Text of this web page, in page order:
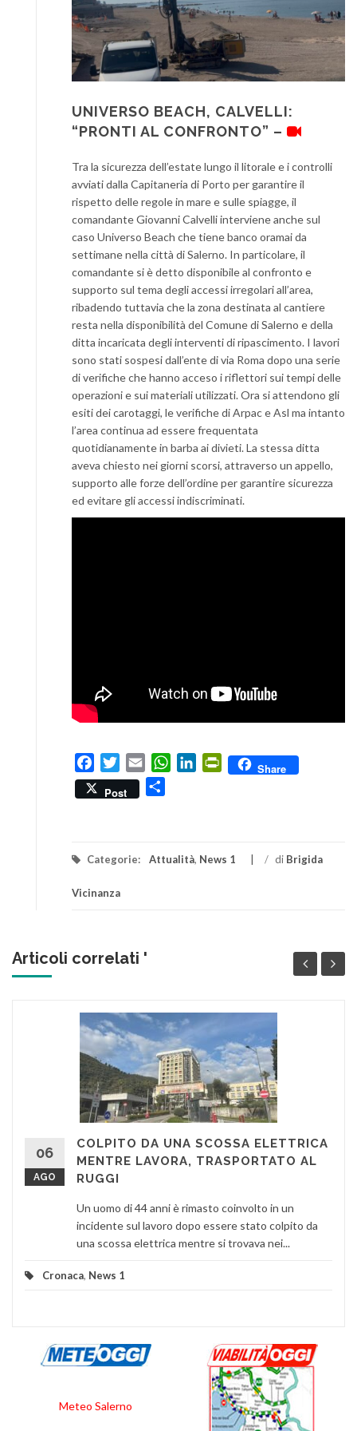
UNIVERSO BEACH, CALVELLI:
“PRONTI AL CONFRONTO” –
Tra la sicurezza dell’estate lungo il litorale e i controlli
avviati dalla Capitaneria di Porto per garantire il
rispetto delle regole in mare e sulle spiagge, il
comandante Giovanni Calvelli interviene anche sul
caso Universo Beach che tiene banco oramai da
settimane nella città di Salerno. In particolare, il
comandante si è detto disponibile al confronto e
supporto sul tema degli accessi irregolari all’area,
ribadendo tuttavia che la zona destinata al cantiere
resta nella disponibilità del Comune di Salerno e della
ditta incaricata degli interventi di ripascimento. I lavori
sono stati sospesi dall’ente di via Roma dopo una serie
di verifiche che hanno acceso i riflettori sui tempi delle
operazioni e sui materiali utilizzati. Ora si attendono gli
esiti dei carotaggi, le verifiche di Arpac e Asl ma intanto
l’area continua ad essere frequentata
quotidianamente in barba ai divieti. La stessa ditta
aveva chiesto nei giorni scorsi, attraverso un appello,
supporto alle forze dell’ordine per garantire sicurezza
ed evitare gli accessi indiscriminati.
FacebookTwitterEmail WhatsApp
LinkedInPrintFriendly
Share
Post
Categorie: Attualità, News 1 / di Brigida
Vicinanza
Articoli correlati '
06
AGO
COLPITO DA UNA SCOSSA ELETTRICA
MENTRE LAVORA, TRASPORTATO AL
RUGGI
Un uomo di 44 anni è rimasto coinvolto in un
incidente sul lavoro dopo essere stato colpito da
una scossa elettrica mentre si trovava nei...
Cronaca, News 1
Meteo Salerno